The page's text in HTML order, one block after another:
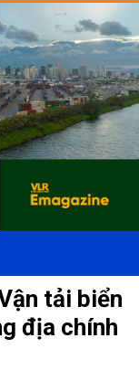
tải biển
địa chính